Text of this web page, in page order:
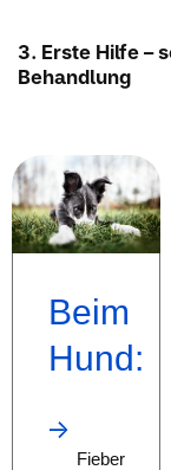
3. Erste Hilfe –
Behandlung
Beim
Hund:
Fieber